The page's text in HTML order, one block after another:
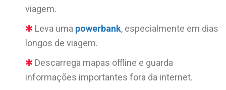
viagem.
Leva uma powerbank, especialmente em dias
longos de viagem.
Descarrega mapas offline e guarda
informações importantes fora da internet.